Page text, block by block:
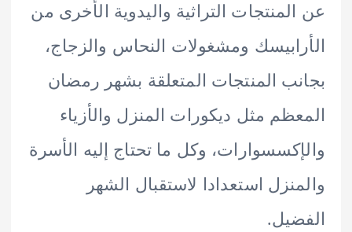
التراثية واليدوية الأخرى من
ومشغولات النحاس والزجاج،
المنتجات المتعلقة بشهر رمضان
مثل ديكورات المنزل والأزياء
وكل ما تحتاج إليه الأسرة
استعدادا لاستقبال الشهر